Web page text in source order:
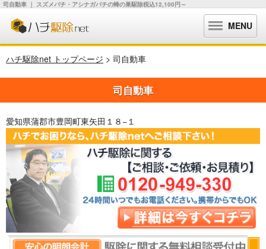
司自動車 ｜ スズメバチ・アシナガバチの蜂の巣駆除税込12,100円～
MENU
ハチ駆除net トップページ > 司自動車
司自動車
愛知県蒲郡市豊岡町東矢田１８−１